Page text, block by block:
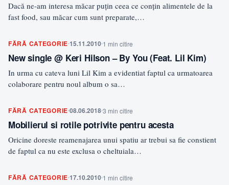
Dacă ne-am interesa măcar puţin ceea ce conţin alimentele de la
fast food, sau măcar cum sunt preparate,…
FĂRĂ CATEGORIE15.11.2010 1 min citire
New single @ Keri Hilson – By You (Feat. Lil Kim)
In urma cu cateva luni Lil Kim a evidentiat faptul ca urmatoarea
colaborare pentru noul album o sa…
FĂRĂ CATEGORIE08.06.20183 min citire
Mobilierul si rotile potrivite pentru acesta
Oricine doreste reamenajarea unui spatiu ar trebui sa fie constient
de faptul ca nu este exclusa o cheltuiala…
FĂRĂ CATEGORIE17.10.2010 1 min citire